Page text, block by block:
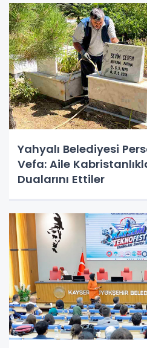
Yahyalı Belediyesi
Vefa: Aile
Dualarını Ettiler